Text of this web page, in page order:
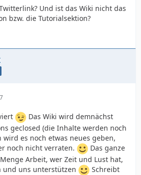
Und ist das Wiki nicht das
bzw. die Tutorialsektion?
Das Wiki wird demnächst
geclosed (die Inhalte werden noch
es noch etwas neues geben,
noch nicht verraten.
Das ganze
Arbeit, wer Zeit und Lust hat,
und uns unterstützen
Schreibt